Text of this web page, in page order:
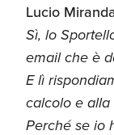
Lucio
Sì, lo
email che è
E lì
calcolo e
Perché se io